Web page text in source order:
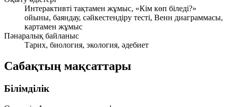
Интерактивті тақтамен жұмыс, «Кім көп біледі?»
ойыны, баяндау, сәйкестендіру тесті, Венн диаграммасы,
картамен жұмыс
Пәнаралық байланыс
Тарих, биология, экология, әдебиет
Сабақтың мақсаттары
Білімділік